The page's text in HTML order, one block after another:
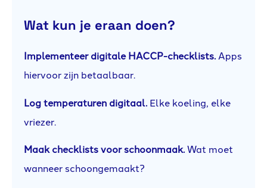
Wat kun je eraan doen?
Implementeer digitale HACCP-checklists. Apps
hiervoor zijn betaalbaar.
Log temperaturen digitaal. Elke koeling, elke
vriezer.
Maak checklists voor schoonmaak.Wat moet
wanneer schoongemaakt?